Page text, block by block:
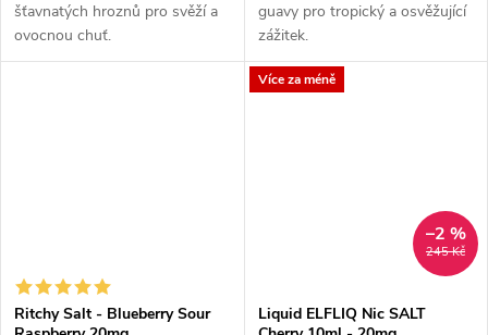
šťavnatých hroznů pro svěží a
ovocnou chuť.
guavy pro tropický a osvěžující
zážitek.
Ritchy Salt - Blueberry Sour
Více za méně
245 Kč
–2 %
Liquid ELFLIQ Nic SALT